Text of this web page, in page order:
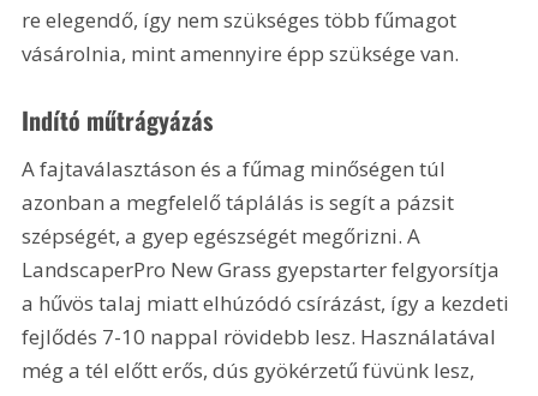
re elegendő, így nem szükséges több fűmagot
vásárolnia, mint amennyire épp szüksége van.
Indító műtrágyázás
A fajtaválasztáson és a fűmag minőségen túl
azonban a megfelelő táplálás is segít a pázsit
szépségét, a gyep egészségét megőrizni. A
LandscaperPro New Grass gyepstarter felgyorsítja
a hűvös talaj miatt elhúzódó csírázást, így a kezdeti
fejlődés 7-10 nappal rövidebb lesz. Használatával
még a tél előtt erős, dús gyökérzetű füvünk lesz,